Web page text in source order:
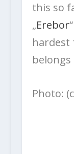
this so
„Erebor
hardest
Photo: